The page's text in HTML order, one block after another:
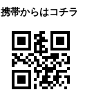
携帯からはコチラ